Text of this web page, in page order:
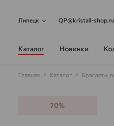
Липецк QP@kristall-shop.ru
Каталог Новинки
Главная Каталог Браслеты
70%